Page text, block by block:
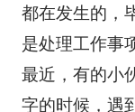
都在发生的，
是处理工作事
最近，有的小
字的时候，遇